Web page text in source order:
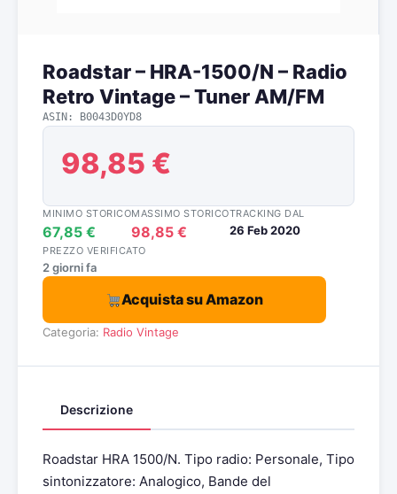
Roadstar – HRA-1500/N – Radio
Retro Vintage – Tuner AM/FM
ASIN: B0043D0YD8
98,85 €
MINIMO STORICO
67,85 €
MASSIMO STORICO
98,85 €
TRACKING DAL
26 Feb 2020
PREZZO VERIFICATO
2 giorni fa
Acquista su Amazon
Categoria: Radio Vintage
Descrizione
Roadstar HRA 1500/N. Tipo radio: Personale, Tipo
sintonizzatore: Analogico, Bande del